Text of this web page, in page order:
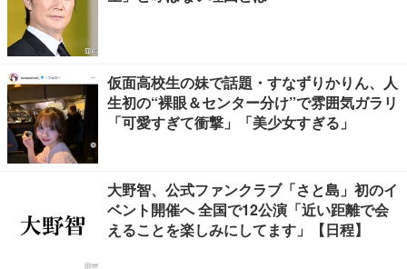
仮面高校生の妹で話題・すなずりかりん、人
生初の“裸眼＆センター分け”で雰囲気ガラリ
「可愛すぎて衝撃」「美少女すぎる」
大野智、公式ファンクラブ「さと島」初のイ
ベント開催へ 全国で12公演「近い距離で会
えることを楽しみにしてます」【日程】